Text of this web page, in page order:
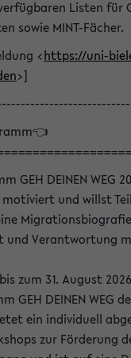
Listen für
sowie MINT-Fächer.
<https://uni-
>]
GEH DEINEN WEG
und willst
und Verantwortung
zum 31. August
GEH DEINEN
ein individuell
zur Förderung